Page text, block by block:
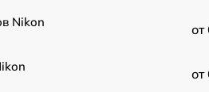
Nikon
от
от